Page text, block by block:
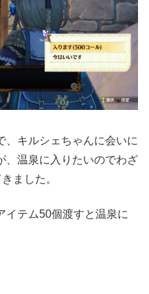
、キルシェちゃんに会いに
、温泉に入りたいのでわざ
ました。
イテム50個渡すと温泉に